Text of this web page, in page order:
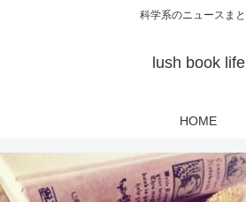
科学系のニュースま
lush book life
HOME